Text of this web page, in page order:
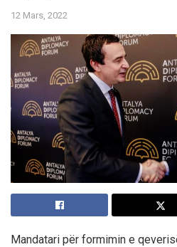
12 Mars, 2022
Mandatari për formimin e